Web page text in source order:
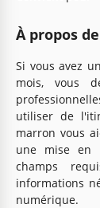
À propos
Si vous avez
mois, vous
utiliser de
marron vous
une mise en
champs
informations
numérique.